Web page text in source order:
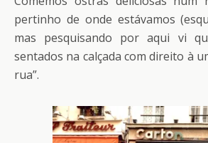
pertinho de onde estávamos
mas pesquisando por aqui vi
sentados na calçada com direito à
rua”.